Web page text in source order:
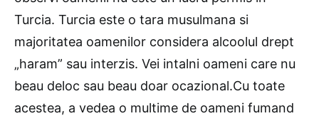
Turcia. Turcia este o tara musulmana si
majoritatea oamenilor considera alcoolul drept
„haram” sau interzis. Vei intalni oameni care nu
beau deloc sau beau doar ocazional.Cu toate
acestea, a vedea o multime de oameni fumand